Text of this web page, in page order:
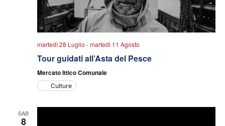
martedì 28 Luglio -martedì 11 Agosto
Tour guidati all’Asta del Pesce
Mercato Ittico Comunale
Culture
SAB
8